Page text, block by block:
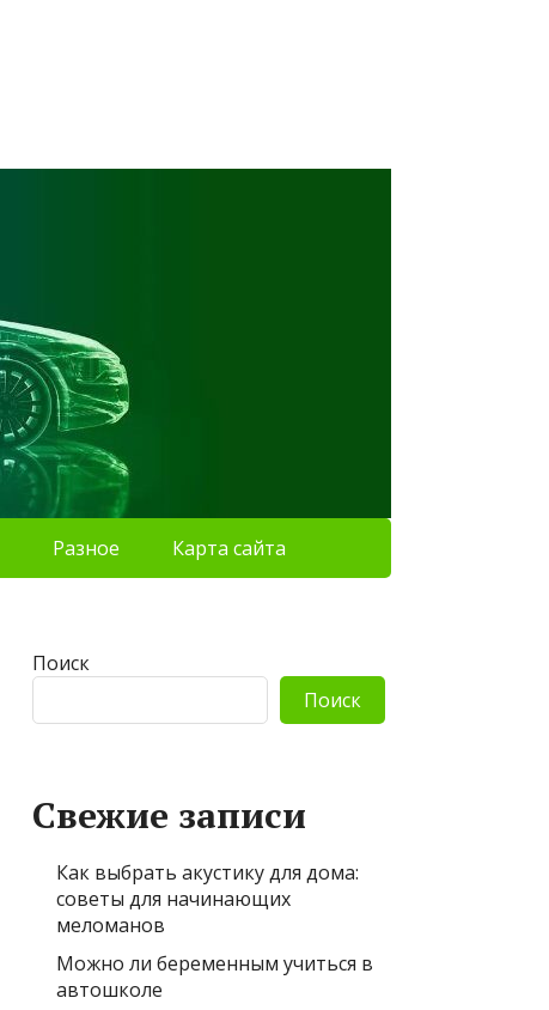
Разное Карта сайта
Поиск
Поиск
Свежие записи
Как выбрать акустику для дома:
советы для начинающих
меломанов
Можно ли беременным учиться в
автошколе